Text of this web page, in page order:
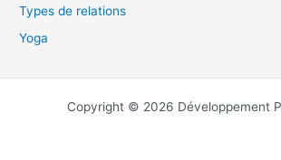
Types de relations
Yoga
Copyright © 2026 Développement